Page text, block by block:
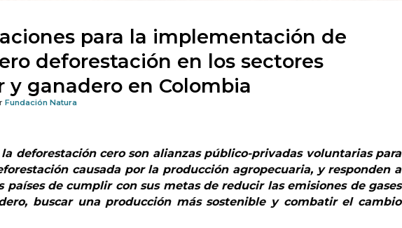
para la implementación de
deforestación en los sectores
y ganadero en Colombia
Fundación Natura
la deforestación cero son alianzas público-privadas voluntarias para
causada por la producción agropecuaria, y responden a
países de cumplir con sus metas de reducir las emisiones de gases
buscar una producción más sostenible y combatir el cambio